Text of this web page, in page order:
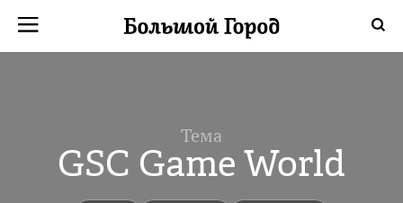
Тема
GSC Game World